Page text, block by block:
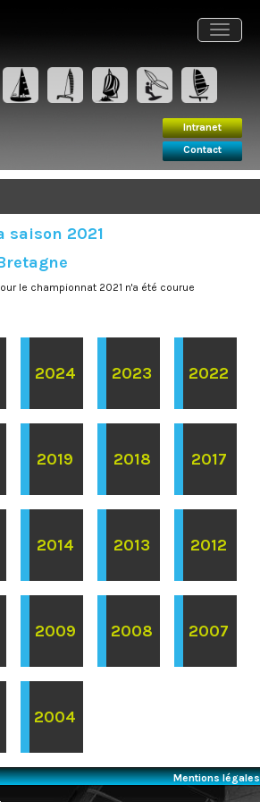
saison 2021
le championnat 2021 n'a été courue
2024 2023 2022
2019 2018 2017
2014 2013 2012
2009 2008 2007
2004
Mentions légales
Contact
Intranet
Toggle